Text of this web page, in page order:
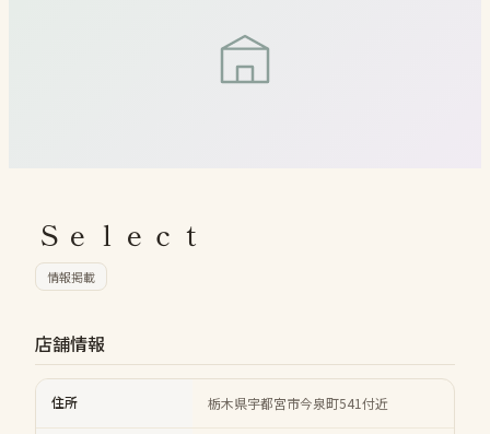
Ｓｅｌｅｃｔ
情報掲載
店舗情報
住所 栃木県宇都宮市今泉町541付近